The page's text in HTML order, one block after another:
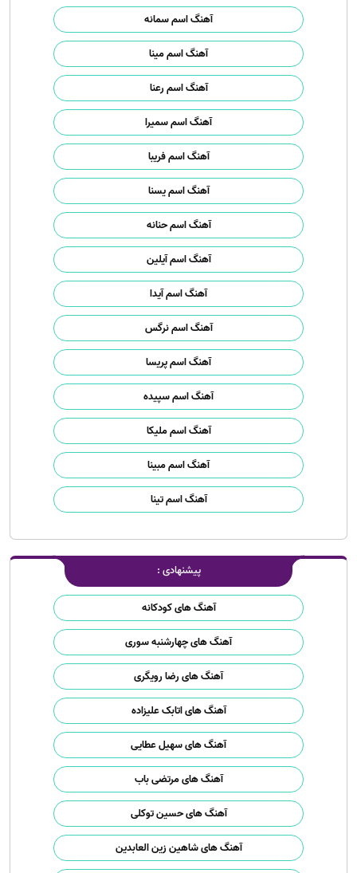
آهنگ اسم سمانه
آهنگ اسم مینا
آهنگ اسم رعنا
آهنگ اسم سمیرا
آهنگ اسم فریبا
آهنگ اسم یسنا
آهنگ اسم حنانه
آهنگ اسم آیلین
آهنگ اسم آیدا
آهنگ اسم نرگس
آهنگ اسم پریسا
آهنگ اسم سپیده
آهنگ اسم ملیکا
آهنگ اسم مبینا
آهنگ اسم تینا
پیشنهادی :
آهنگ های کودکانه
آهنگ های چهارشنبه سوری
آهنگ های رضا رویگری
آهنگ های اتابک علیزاده
آهنگ های سهیل عطایی
آهنگ های مرتضی باب
آهنگ های حسین توکلی
آهنگ های شاهین زین العابدین